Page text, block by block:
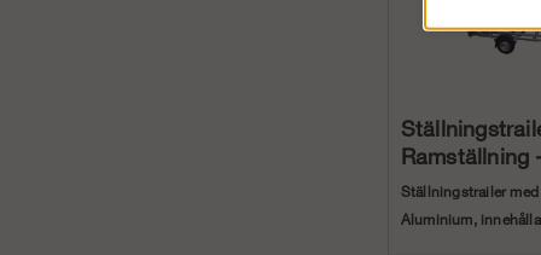
Ramställning
Aluminium
Ställningstrailer med
Aluminium,